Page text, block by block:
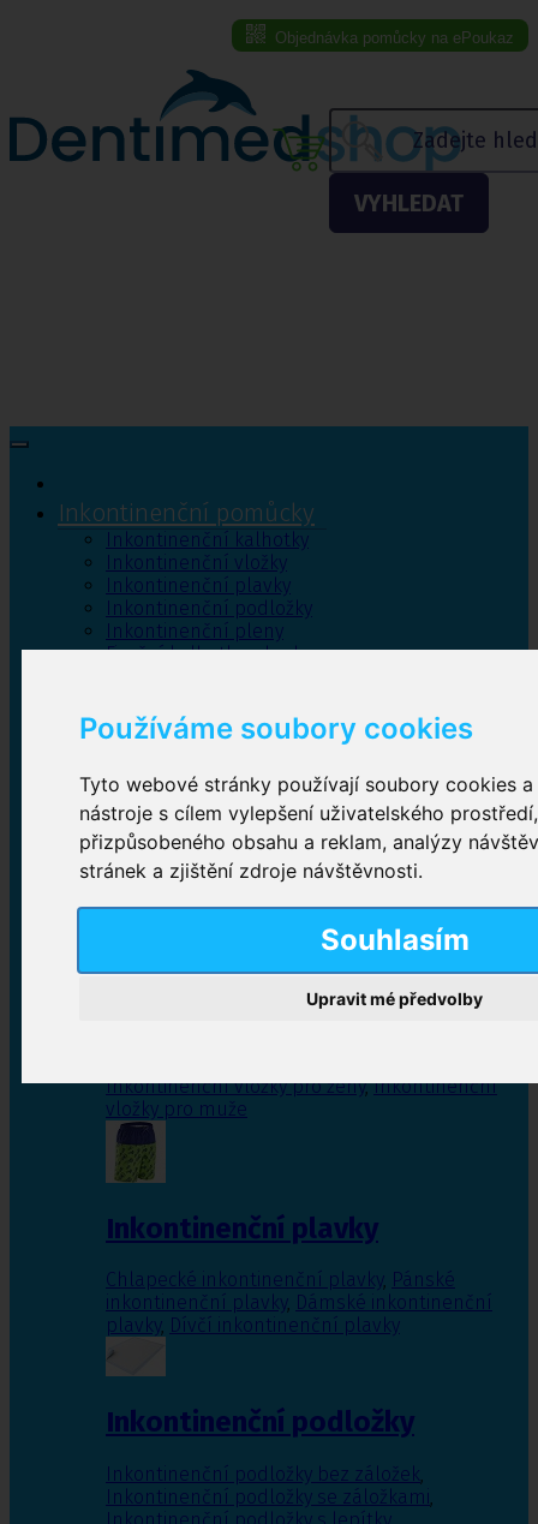
Používáme soubory cookies
Tyto webové stránky používají soubory cookies
nástroje s cílem vylepšení uživatelského
přizpůsobeného obsahu a reklam, analýzy
stránek a zjištění zdroje návštěvnosti.
Souhlasím
Upravit mé předvolby
Objednávka pomůcky na ePoukaz
VYHLEDAT
Inkontinenční pomůcky
Inkontinenční kalhotky
Inkontinenční vložky
Inkontinenční plavky
Inkontinenční podložky
Inkontinenční pleny
Fixační kalhotky a body
Bylinky
Inkontinenční kalhotky
Plenkové kalhotky navlékací,Plenkové kalhotky
zalepovací,Inkontinenční kalhotky dámské,
Inkontinenční kalhotky pro muže
Inkontinenční vložky pro ženy,Inkontinenční
vložky pro muže
Inkontinenční plavky
Chlapecké inkontinenční plavky, Pánské
inkontinenční plavky, Dámské inkontinenční
plavky, Dívčí inkontinenční plavky
Inkontinenční podložky
Inkontinenční podložky bez záložek,
Inkontinenční podložky se záložkami,